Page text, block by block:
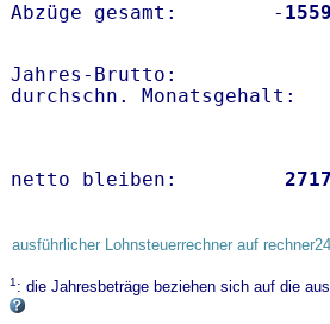
Abzüge gesamt:        -
Jahres-
netto bleiben:
ausführlicher Lohnsteuerrechner auf
1: die Jahresbeträge beziehen sich auf die